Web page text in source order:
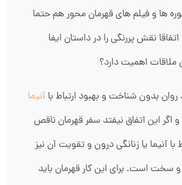
ها و فیلم های قهرمان محور هم حتما
نقش پررنگی را در داستان ایفا
ملاقات اهمیت دارد؟
روان بدون شناخت و بهبود ارتباط با آنیما
اگر این اتفاق نیفتد سفر قهرمان ناقص
با آنیما یا زنانگی درون و تقویت آن نیز
سخت است. برای این کار قهرمان باید